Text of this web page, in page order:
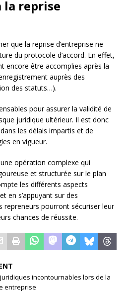
la reprise
que la reprise d’entreprise ne
du protocole d’accord. En effet,
encore être accomplies après la
auprès des
des statuts…).
pour assurer la validité de
juridique ultérieur. Il est donc
les délais impartis et de
en vigueur.
opération complexe qui
et structurée sur le plan
les différents aspects
en s’appuyant sur des
repreneurs pourront sécuriser leur
chances de réussite.
incontournables lors de la
entreprise